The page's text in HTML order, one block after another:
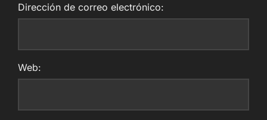
Dirección de correo electrónico:
Web: